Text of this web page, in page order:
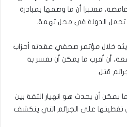
معتبرا أن ما وصفها بمبادرة
تجعل الدولة في محل تهمة.
خلال مؤتمر صحفي عقدته أحزاب
أن أقرب ما يمكن أن تفسر به
قتل.
يمكن أن يحدث هو انهيار الثقة بين
تغطيتها على الجرائم التي ينكشف